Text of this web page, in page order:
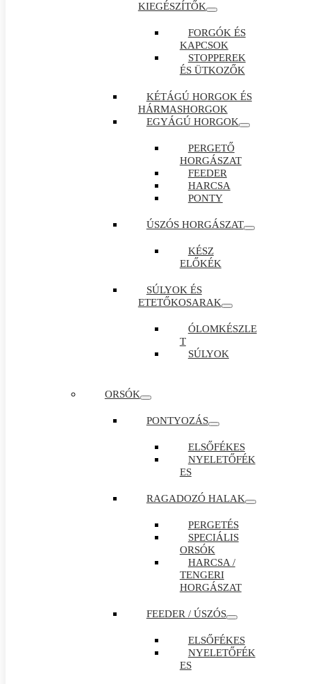
KIEGÉSZÍTŐK
FORGÓK ÉS
KAPCSOK
STOPPEREK
ÉS ÜTKOZŐK
KÉTÁGÚ HORGOK ÉS
HÁRMASHORGOK
EGYÁGÚ HORGOK
PERGETŐ
HORGÁSZAT
FEEDER
HARCSA
PONTY
ÚSZÓS HORGÁSZAT
KÉSZ
ELŐKÉK
SÚLYOK ÉS
ETETŐKOSARAK
ÓLOMKÉSZLE
T
SÚLYOK
ORSÓK
PONTYOZÁS
ELSŐFÉKES
NYELETŐFÉK
ES
RAGADOZÓ HALAK
PERGETÉS
SPECIÁLIS
ORSÓK
HARCSA /
TENGERI
HORGÁSZAT
FEEDER / ÚSZÓS
ELSŐFÉKES
NYELETŐFÉK
ES